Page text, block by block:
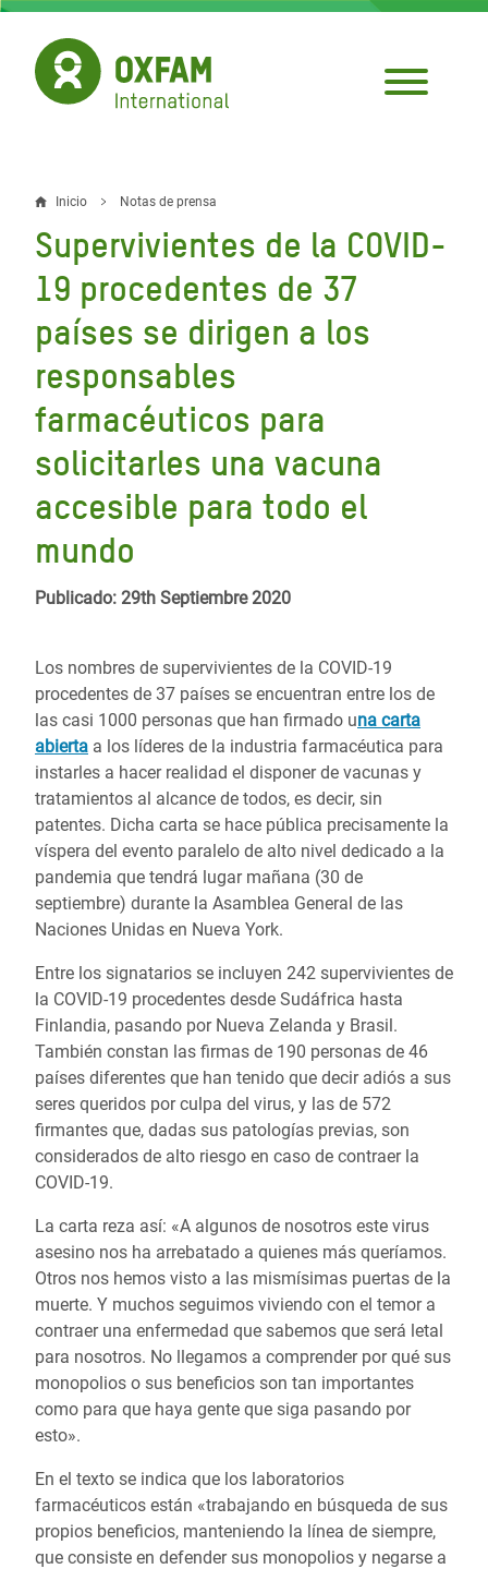
Pasar
contenido
principal
Sobrescribir
enlaces
de
ayuda
a
la
navegación
Inicio Notas de prensa
Supervivientes de la COVID-
19 procedentes de 37
países se dirigen a los
responsables
farmacéuticos para
solicitarles una vacuna
accesible para todo el
mundo
Publicado: 29th Septiembre 2020
Los nombres de supervivientes de la COVID-19
procedentes de 37 países se encuentran entre los de
las casi 1000 personas que han firmado una carta
abierta a los líderes de la industria farmacéutica para
instarles a hacer realidad el disponer de vacunas y
tratamientos al alcance de todos, es decir, sin
patentes. Dicha carta se hace pública precisamente la
víspera del evento paralelo de alto nivel dedicado a la
pandemia que tendrá lugar mañana (30 de
septiembre) durante la Asamblea General de las
Naciones Unidas en Nueva York.
Entre los signatarios se incluyen 242 supervivientes de
la COVID-19 procedentes desde Sudáfrica hasta
Finlandia, pasando por Nueva Zelanda y Brasil.
También constan las firmas de 190 personas de 46
países diferentes que han tenido que decir adiós a sus
seres queridos por culpa del virus, y las de 572
firmantes que, dadas sus patologías previas, son
considerados de alto riesgo en caso de contraer la
COVID-19.
La carta reza así: «A algunos de nosotros este virus
asesino nos ha arrebatado a quienes más queríamos.
Otros nos hemos visto a las mismísimas puertas de la
muerte. Y muchos seguimos viviendo con el temor a
contraer una enfermedad que sabemos que será letal
para nosotros. No llegamos a comprender por qué sus
monopolios o sus beneficios son tan importantes
como para que haya gente que siga pasando por
esto».
En el texto se indica que los laboratorios
farmacéuticos están «trabajando en búsqueda de sus
propios beneficios, manteniendo la línea de siempre,
que consiste en defender sus monopolios y negarse a